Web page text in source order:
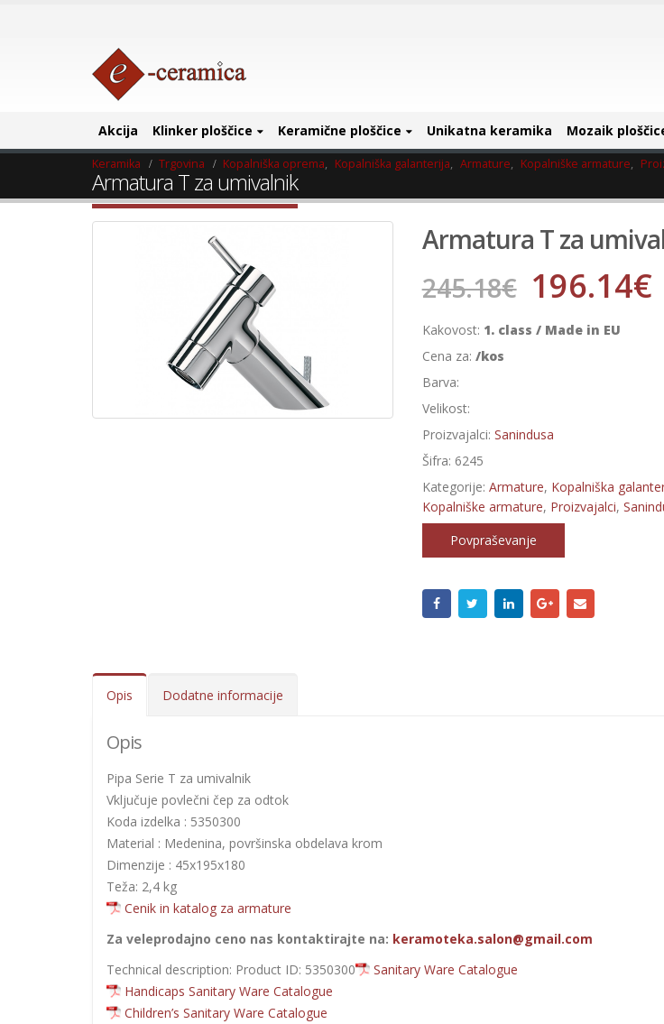
Akcija Klinker ploščice Keramične ploščice Unikatna keramika Mozaik
Keramika Trgovina Kopalniška oprema, Kopalniška galanterija, Armature, Kopalniške armature,
Armatura T za umivalnik
Armatura T za
245.18€ 196.14€
Kakovost: 1. class / Made in EU
Cena za: /kos
Barva:
Velikost:
Proizvajalci: Sanindusa
Šifra: 6245
Kategorije: Armature, Kopalniška
Kopalniške armature, Proizvajalci,
Povpraševanje
Opis Dodatne informacije
Opis
Pipa Serie T za umivalnik
Vključuje povlečni čep za odtok
Koda izdelka : 5350300
Material : Medenina, površinska obdelava krom
Dimenzije : 45x195x180
Teža: 2,4 kg
Cenik in katalog za armature
Za veleprodajno ceno nas kontaktirajte na: keramoteka.salon@gmail.com
Technical description: Product ID: 5350300
Sanitary Ware Catalogue
Handicaps Sanitary Ware Catalogue
Children’s Sanitary Ware Catalogue